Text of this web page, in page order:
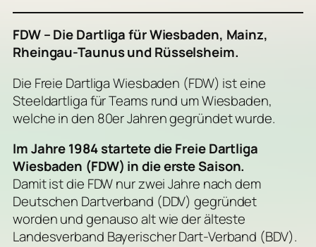
FDW – Die Dartliga für Wiesbaden, Mainz,
Rheingau-Taunus und Rüsselsheim.
Die Freie Dartliga Wiesbaden (FDW) ist eine
Steeldartliga für Teams rund um Wiesbaden,
welche in den 80er Jahren gegründet wurde.
Im Jahre 1984 startete die Freie Dartliga
Wiesbaden (FDW) in die erste Saison.
Damit ist die FDW nur zwei Jahre nach dem
Deutschen Dartverband (DDV) gegründet
worden und genauso alt wie der älteste
Landesverband Bayerischer Dart-Verband (BDV).